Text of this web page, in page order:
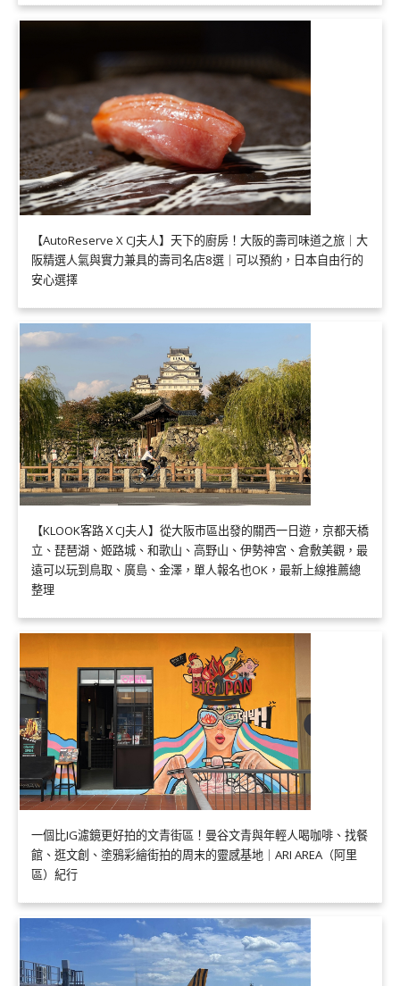
【AutoReserve X CJ夫人】天下的廚房！大阪的壽司味道之旅｜大
阪精選人氣與實力兼具的壽司名店8選｜可以預約，日本自由行的
安心選擇
【KLOOK客路ＸCJ夫人】從大阪市區出發的關西一日遊，京都天橋
立、琵琶湖、姬路城、和歌山、高野山、伊勢神宮、倉敷美觀，最
遠可以玩到鳥取、廣島、金澤，單人報名也OK，最新上線推薦總
整理
一個比IG濾鏡更好拍的文青街區！曼谷文青與年輕人喝咖啡、找餐
館、逛文創、塗鴉彩繪街拍的周末的靈感基地｜ARI AREA（阿里
區）紀行